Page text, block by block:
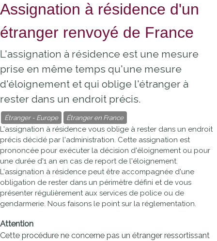
Assignation à résidence d'un
étranger renvoyé de France
L'assignation à résidence est une mesure
prise en même temps qu'une mesure
d'éloignement et qui oblige l'étranger à
rester dans un endroit précis.
Étranger - Europe Étranger en France
L'assignation à résidence vous oblige à rester dans un endroit
précis décidé par l'administration. Cette assignation est
prononcée pour exécuter la décision d'éloignement ou pour
une durée d'1 an en cas de report de l'éloignement.
L'assignation à résidence peut être accompagnée d'une
obligation de rester dans un périmètre défini et de vous
présenter régulièrement aux services de police ou de
gendarmerie. Nous faisons le point sur la réglementation.
Attention
Cette procédure ne concerne pas un étranger ressortissant